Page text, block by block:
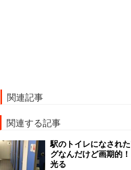
関連記事
関連する記事
駅のトイレになされ
グなんだけど画期的
光る